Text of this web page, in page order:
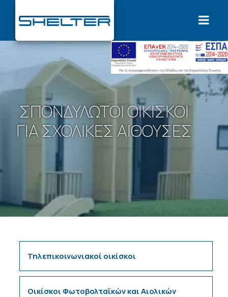
ΣΠΟΝΔΥΛΩΤΟΊ ΟΙΚΊΣΚΟΙ
ΓΙΑ ΣΧΟΛΙΚΈΣ ΑΊΘΟΥΣΕΣ
Τηλεπικοινωνιακοί οικίσκοι
Οικίσκοι Φωτοβολταϊκών και Αιολικών